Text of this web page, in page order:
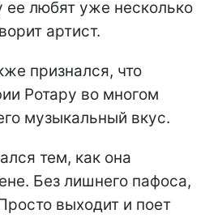
ее любят уже несколько
артист.
признался, что
Ротару во многом
музыкальный вкус.
тем, как она
Без лишнего пафоса,
выходит и поет